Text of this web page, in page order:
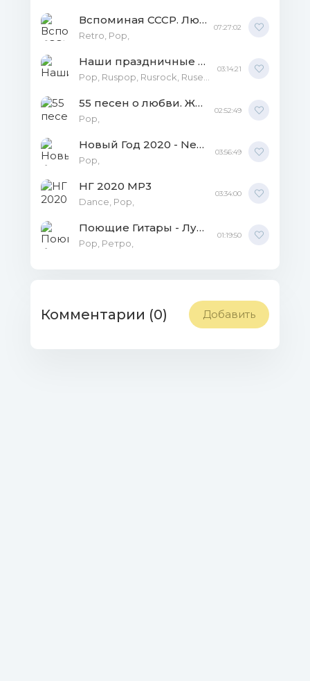
Вспоминая СССР. Любимые песни 2 MP3
Retro, Pop,
07:27:02
Наши праздничные песни MP3
03:14:21
55 песен о любви. Женщины мужчинам MP3
Pop,
02:52:49
Новый Год 2020 - New Year 2020 MP3
Рор,
03:56:49
НГ 2020 MP3
Dance, Pop,
03:34:00
Поющие Гитары - Лучшее FLAC
Рор, Ретро,
01:19:50
Комментарии (0) Добавить